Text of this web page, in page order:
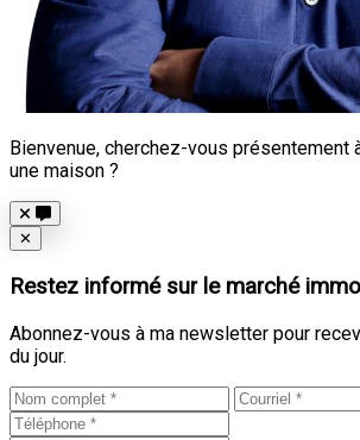
Bienvenue, cherchez-vous présentement
une maison ?
Close
✕
Restez informé sur le marché
Abonnez-vous à ma newsletter pour
du jour.